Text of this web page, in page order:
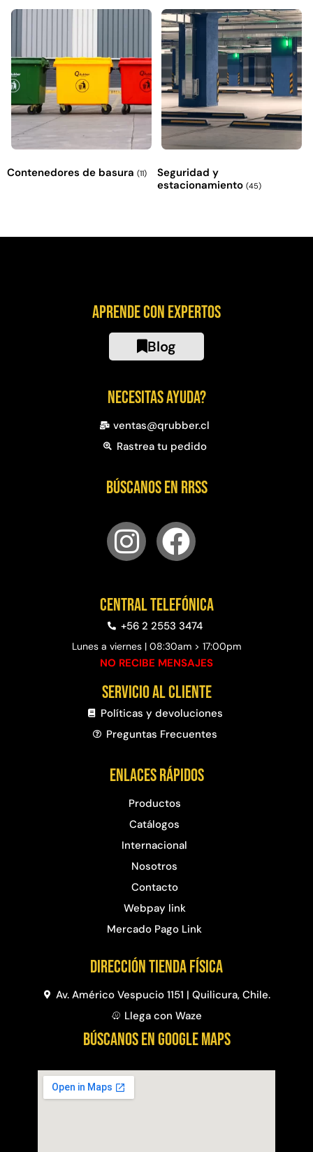
Contenedores de basura (11)
Seguridad y
estacionamiento (45)
Aprende con expertos
Blog
Necesitas ayuda?
ventas@qrubber.cl
Rastrea tu pedido
Búscanos en RRSS
Central telefónica
+56 2 2553 3474
Lunes a viernes | 08:30am > 17:00pm
NO RECIBE MENSAJES
Servicio al cliente
Políticas y devoluciones
Preguntas Frecuentes​
Enlaces rápidos
Productos
Catálogos
Internacional
Nosotros
Contacto
Webpay link
Mercado Pago Link
Dirección Tienda física
Av. Américo Vespucio 1151 | Quilicura, Chile.
Llega con Waze
BÚSCANOS EN GOOGLE MAPS